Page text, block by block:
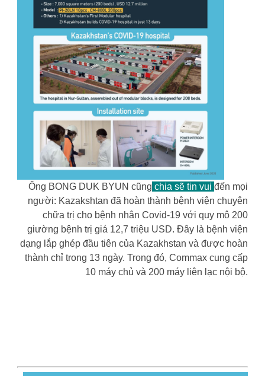
Ông BONG DUK BYUN cũng chia sẽ tin vui đến mọi
người: Kazakshtan đã hoàn thành bệnh viện chuyên
chữa trị cho bệnh nhân Covid-19 với quy mô 200
giường bệnh trị giá 12,7 triệu USD. Đây là bệnh viện
dạng lắp ghép đầu tiên của Kazakhstan và được hoàn
thành chỉ trong 13 ngày. Trong đó, Commax cung cấp
10 máy chủ và 200 máy liên lạc nội bộ.